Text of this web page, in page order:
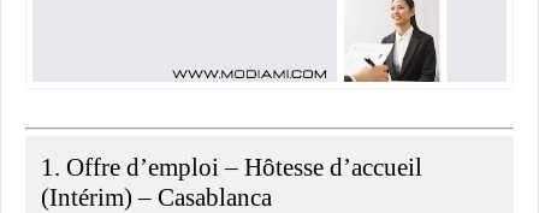
1. Offre d’emploi – Hôtesse d’accueil
(Intérim) – Casablanca